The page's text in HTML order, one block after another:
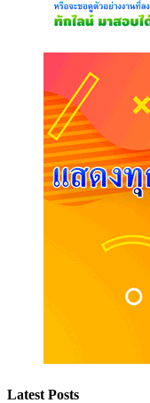
Latest Posts